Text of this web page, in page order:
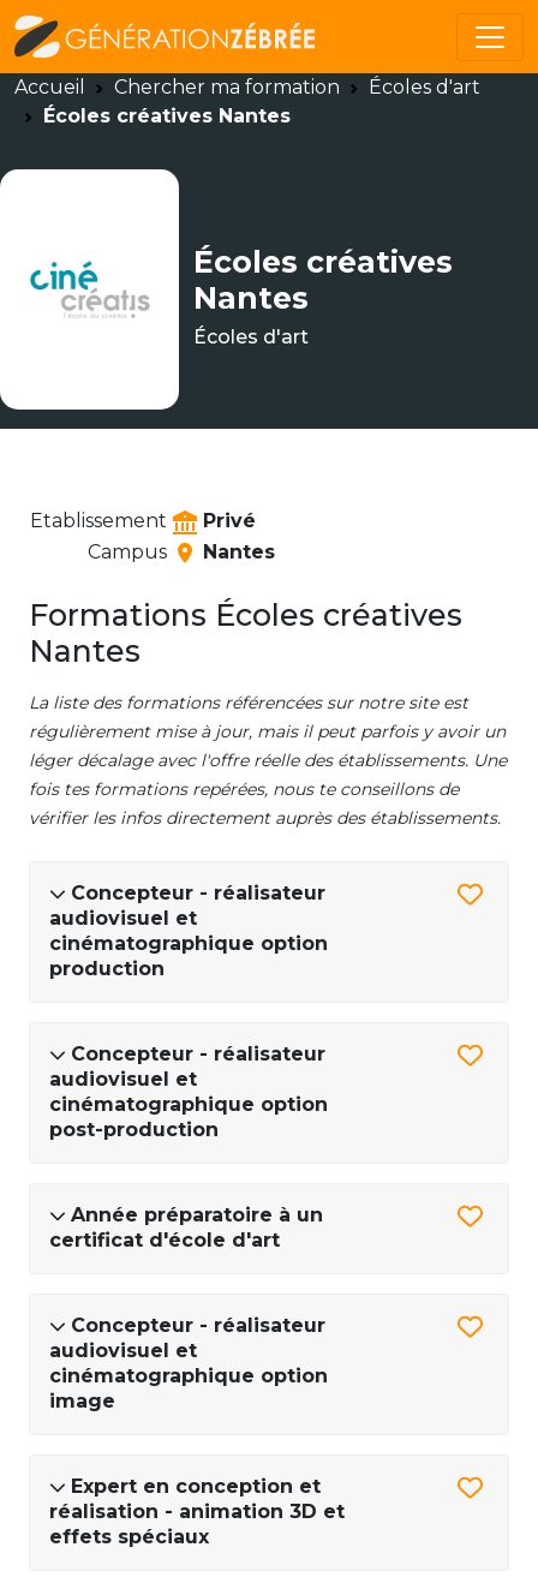
Accueil Chercher ma formation
Écoles d'art
Écoles créatives Nantes
Écoles créatives
Nantes
Écoles d'art
Etablissement
Privé
Campus
Nantes
Formations Écoles créatives
Nantes
La liste des formations référencées sur notre site est
régulièrement mise à jour, mais il peut parfois y avoir un
léger décalage avec l'offre réelle des établissements. Une
fois tes formations repérées, nous te conseillons de
vérifier les infos directement auprès des établissements.
Concepteur - réalisateur
audiovisuel et
cinématographique option
production
Concepteur - réalisateur
audiovisuel et
cinématographique option
post-production
Année préparatoire à un
certificat d'école d'art
Concepteur - réalisateur
audiovisuel et
cinématographique option
image
Expert en conception et
réalisation - animation 3D et
effets spéciaux